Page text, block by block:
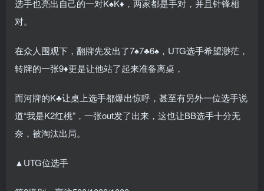
选手也亮出自己的一对K♠K♦，两家都是手对，并且针锋相
对。
在众人围观下，翻牌先发出了7♠7♣6♠，UTG选手希望渺茫，
转牌的一张9♦更是让他站了起来准备离桌，
而河牌的K♣让桌上选手都爆出惊呼，甚至有另外一位选手说
道“我是K2红桃”，一张out发了出来，这也让BB选手十分无
奈，被淘汰出局。
▲UTG位选手